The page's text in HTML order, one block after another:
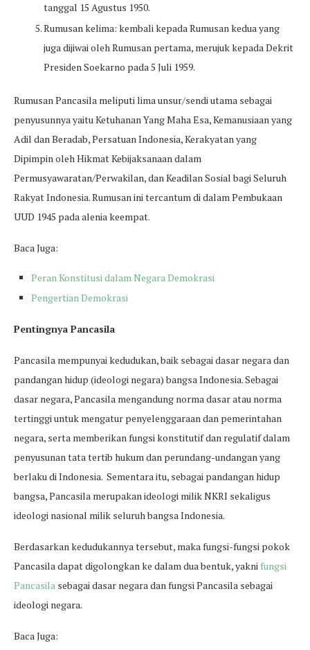
tanggal 15 Agustus 1950.
Rumusan kelima: kembali kepada Rumusan kedua yang
juga dijiwai oleh Rumusan pertama, merujuk kepada Dekrit
Presiden Soekarno pada 5 Juli 1959.
Rumusan Pancasila meliputi lima unsur/sendi utama sebagai
penyusunnya yaitu Ketuhanan Yang Maha Esa, Kemanusiaan yang
Adil dan Beradab, Persatuan Indonesia, Kerakyatan yang
Dipimpin oleh Hikmat Kebijaksanaan dalam
Permusyawaratan/Perwakilan, dan Keadilan Sosial bagi Seluruh
Rakyat Indonesia. Rumusan ini tercantum di dalam Pembukaan
UUD 1945 pada alenia keempat.
Baca Juga:
Peran Konstitusi dalam Negara Demokrasi
Pengertian Demokrasi
Pentingnya Pancasila
Pancasila mempunyai kedudukan, baik sebagai dasar negara dan
pandangan hidup (ideologi negara) bangsa Indonesia. Sebagai
dasar negara, Pancasila mengandung norma dasar atau norma
tertinggi untuk mengatur penyelenggaraan dan pemerintahan
negara, serta memberikan fungsi konstitutif dan regulatif dalam
penyusunan tata tertib hukum dan perundang-undangan yang
berlaku di Indonesia. Sementara itu, sebagai pandangan hidup
bangsa, Pancasila merupakan ideologi milik NKRI sekaligus
ideologi nasional milik seluruh bangsa Indonesia.
Berdasarkan kedudukannya tersebut, maka fungsi-fungsi pokok
Pancasila dapat digolongkan ke dalam dua bentuk, yakni fungsi
Pancasila sebagai dasar negara dan fungsi Pancasila sebagai
ideologi negara.
Baca Juga: